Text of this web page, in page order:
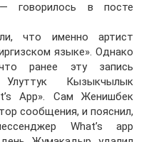
говорилось в посте
что именно артист
языке». Однако
ранее эту запись
Улуттук Кызыкчылык
App». Сам Женишбек
сообщения, и пояснил,
What’s app